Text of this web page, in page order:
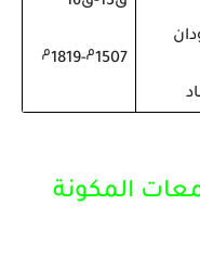
1507م-1819 م
المكونة